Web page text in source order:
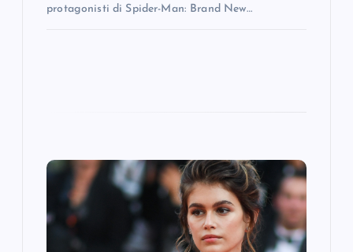
protagonisti di Spider-Man: Brand New…